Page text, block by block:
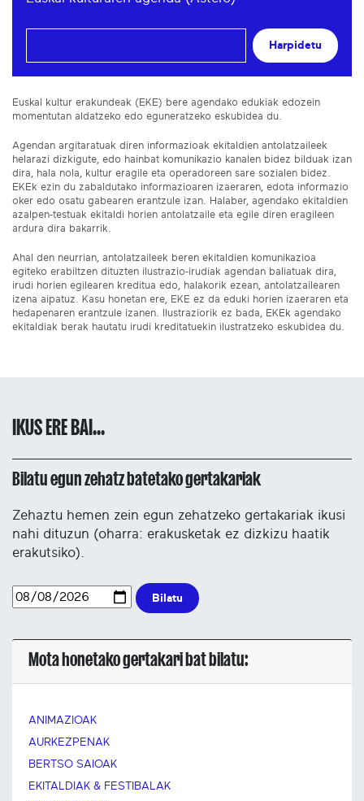
Harpidetu
Euskal kultur erakundeak (EKE) bere agendako edukiak edozein
momentutan aldatzeko edo eguneratzeko eskubidea du.
Agendan argitaratuak diren informazioak ekitaldien antolatzaileek
helarazi dizkigute, edo hainbat komunikazio kanalen bidez bilduak izan
dira, hala nola, kultur eragile eta operadoreen sare sozialen bidez.
EKEk ezin du zabaldutako informazioaren izaeraren, edota informazio
oker edo osatu gabearen erantzule izan. Halaber, agendako ekitaldien
azalpen-testuak ekitaldi horien antolatzaile eta egile diren eragileen
ardura dira bakarrik.
Ahal den neurrian, antolatzaileek beren ekitaldien komunikazioa
egiteko erabiltzen dituzten ilustrazio-irudiak agendan baliatuak dira,
irudi horien egilearen kreditua edo, halakorik ezean, antolatzailearen
izena aipatuz. Kasu honetan ere, EKE ez da eduki horien izaeraren eta
hedapenaren erantzule izanen. Ilustraziorik ez bada, EKEk agendako
ekitaldiak berak hautatu irudi kreditatuekin ilustratzeko eskubidea du.
IKUS ERE BAI...
Bilatu egun zehatz batetako gertakariak
Zehaztu hemen zein egun zehatzeko gertakariak ikusi
nahi dituzun (oharra: erakusketak ez dizkizu haatik
erakutsiko).
Bilatu
Mota honetako gertakari bat bilatu:
ANIMAZIOAK
AURKEZPENAK
BERTSO SAIOAK
EKITALDIAK & FESTIBALAK